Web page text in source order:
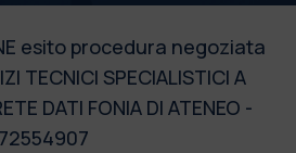
esito procedura negoziata
TECNICI SPECIALISTICI A
DATI FONIA DI ATENEO -